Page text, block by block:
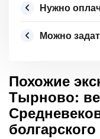
Нужно
Можно
Похожие
Тырново: